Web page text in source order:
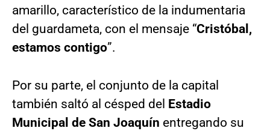
amarillo, característico de la indumentaria
del guardameta, con el mensaje “Cristóbal,
estamos contigo”.
Por su parte, el conjunto de la capital
también saltó al césped del Estadio
Municipal de San Joaquín entregando su